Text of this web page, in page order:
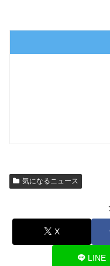
気になるニュース
X
LINE